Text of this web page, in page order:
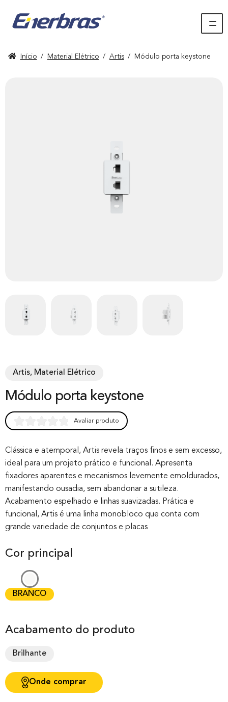
Início / Material Elétrico / Artis / Módulo porta keystone
Artis, Material Elétrico
Módulo porta keystone
out of 0
based on
customer
rating
Avaliar produto
Clássica e atemporal, Artis revela traços finos e sem excesso,
ideal para um projeto prático e funcional. Apresenta
fixadores aparentes e mecanismos levemente emoldurados,
manifestando ousadia, sem abandonar a sutileza.
Acabamento espelhado e linhas suavizadas. Prática e
funcional, Artis é uma linha monobloco que conta com
grande variedade de conjuntos e placas
Cor principal
BRANCO
Acabamento do produto
Brilhante
Onde comprar